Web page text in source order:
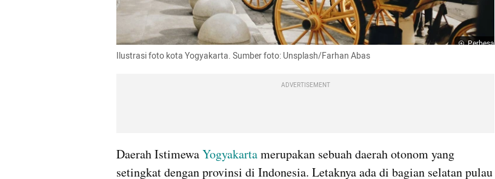
Perbesar
Ilustrasi foto kota Yogyakarta. Sumber foto: Unsplash/Farhan Abas
ADVERTISEMENT
Daerah Istimewa Yogyakarta merupakan sebuah daerah otonom yang
setingkat dengan provinsi di Indonesia. Letaknya ada di bagian selatan pulau